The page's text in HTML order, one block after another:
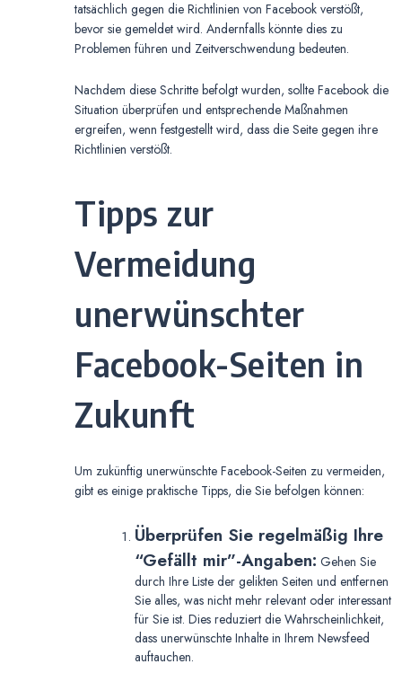
tatsächlich gegen die Richtlinien von Facebook verstößt,
bevor sie gemeldet wird. Andernfalls könnte dies zu
Problemen führen und Zeitverschwendung bedeuten.
Nachdem diese Schritte befolgt wurden, sollte Facebook die
Situation überprüfen und entsprechende Maßnahmen
ergreifen, wenn festgestellt wird, dass die Seite gegen ihre
Richtlinien verstößt.
Tipps zur
Vermeidung
unerwünschter
Facebook-Seiten in
Zukunft
Um zukünftig unerwünschte Facebook-Seiten zu vermeiden,
gibt es einige praktische Tipps, die Sie befolgen können:
Überprüfen Sie regelmäßig Ihre
“Gefällt mir”-Angaben: Gehen Sie
durch Ihre Liste der gelikten Seiten und entfernen
Sie alles, was nicht mehr relevant oder interessant
für Sie ist. Dies reduziert die Wahrscheinlichkeit,
dass unerwünschte Inhalte in Ihrem Newsfeed
auftauchen.